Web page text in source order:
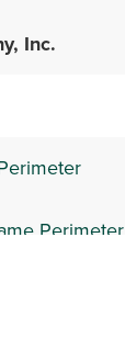
Inc.
Perimeter